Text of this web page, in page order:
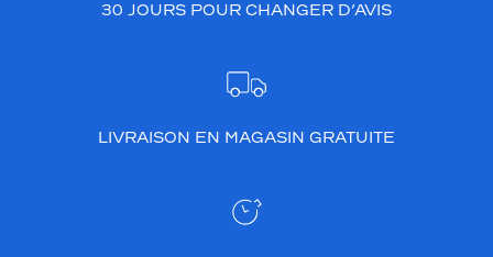
30 JOURS POUR CHANGER D’AVIS
LIVRAISON EN MAGASIN GRATUITE